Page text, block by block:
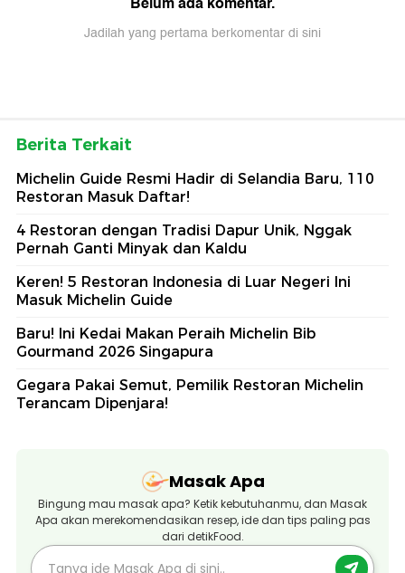
Jadilah yang pertama berkomentar di sini
Berita Terkait
Michelin Guide Resmi Hadir di Selandia Baru, 110
Restoran Masuk Daftar!
4 Restoran dengan Tradisi Dapur Unik, Nggak
Pernah Ganti Minyak dan Kaldu
Keren! 5 Restoran Indonesia di Luar Negeri Ini
Masuk Michelin Guide
Baru! Ini Kedai Makan Peraih Michelin Bib
Gourmand 2026 Singapura
Gegara Pakai Semut, Pemilik Restoran Michelin
Terancam Dipenjara!
Masak Apa
Bingung mau masak apa? Ketik kebutuhanmu, dan Masak
Apa akan merekomendasikan resep, ide dan tips paling pas
dari detikFood.